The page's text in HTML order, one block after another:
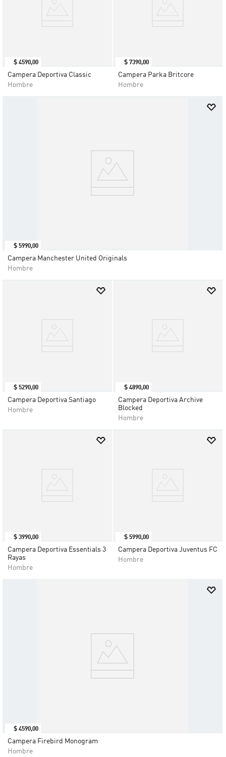
$ 4590,00
Campera Deportiva Classic
Hombre
$ 7390,00
Campera Parka Britcore
Hombre
$ 5990,00
Campera Manchester United Originals
Hombre
$ 5290,00
Campera Deportiva Santiago
Hombre
$ 4890,00
Campera Deportiva Archive
Blocked
Hombre
$ 3990,00
Campera Deportiva Essentials 3
Rayas
Hombre
$ 5990,00
Campera Deportiva Juventus FC
Hombre
$ 4590,00
Campera Firebird Monogram
Hombre